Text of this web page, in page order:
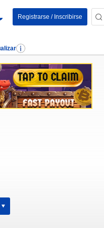
Registrarse / Inscribirse